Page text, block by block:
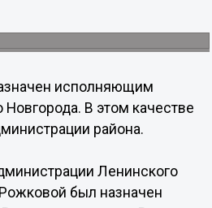
исполняющим
В этом качестве
района.
Ленинского
был назначен